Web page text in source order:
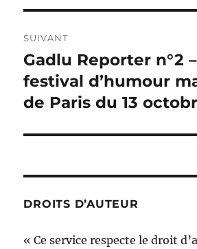
SUIVANT
Publication
suivante :
Gadlu Reporter n°2
festival d’humour
de Paris du 13
DROITS D’AUTEUR
« Ce service respecte le droit